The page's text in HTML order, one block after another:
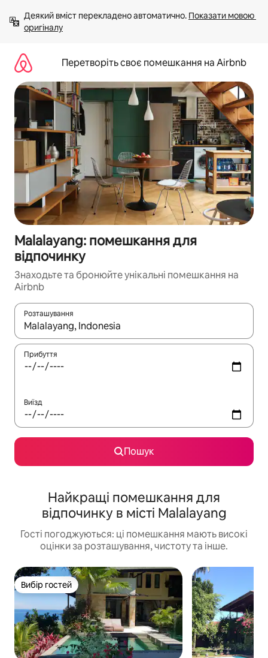
вмісту
Деякий вміст перекладено автоматично. Показати мовою
оригіналу
Перетворіть своє помешкання на Airbnb
Malalayang: помешкання для
відпочинку
Знаходьте та бронюйте унікальні помешкання на
Airbnb
Розташування
Отримавши результати пошуку, використовуйте для
Прибуття
Виїзд
Пошук
Найкращі помешкання для
відпочинку в місті Malalayang
Гості погоджуються: ці помешкання мають високі
оцінки за розташування, чистоту та інше.
Вибір гостей
Вибір гостей